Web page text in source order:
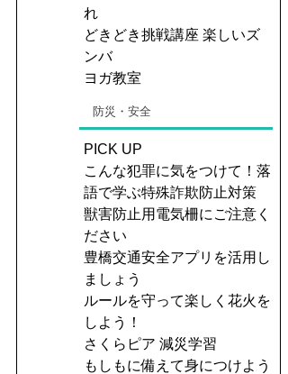
れ
どきどき挑戦講座 楽しいズ
ンバ
ヨガ教室
防災・安全
PICK UP
こんな犯罪に気をつけて！落
語で学ぶ特殊詐欺防止対策
獣害防止用電気柵にご注意く
ださい
豊橋交通安全アプリを活用し
ましょう
ルールを守って楽しく花火を
しよう！
さくらピア 減災学習
もしもに備えて身につけよう